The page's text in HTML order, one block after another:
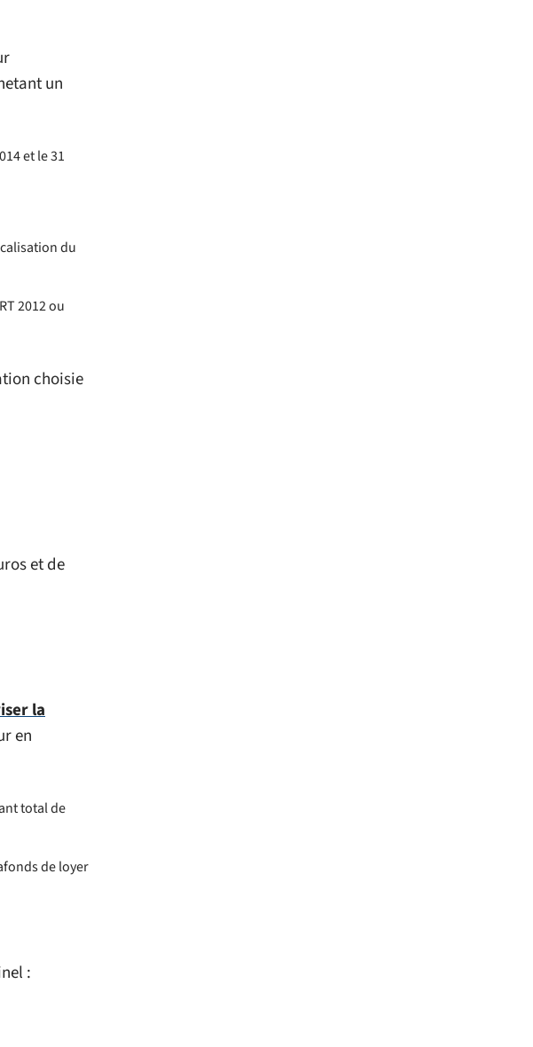
un
et le 31
du
2012 ou
choisie
et de
la
en
total de
de loyer
: